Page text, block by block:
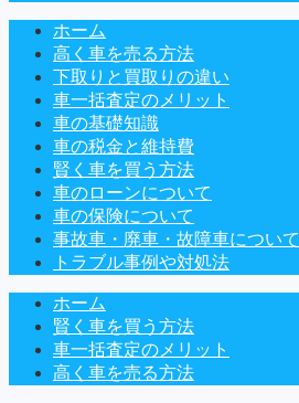
ホーム
高く車を売る方法
下取りと買取りの違い
車一括査定のメリット
車の基礎知識
車の税金と維持費
賢く車を買う方法
車のローンについて
車の保険について
事故車・廃車・故障車について
トラブル事例や対処法
ホーム
賢く車を買う方法
車一括査定のメリット
高く車を売る方法